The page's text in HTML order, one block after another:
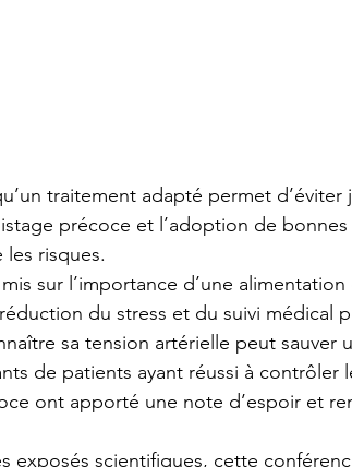
traitement adapté permet d’éviter
précoce et l’adoption de
risques.
sur l’importance d’une
du stress et du suivi médical
sa tension artérielle peut sauver
de patients ayant réussi à contrôler
ont apporté une note d’espoir et
exposés scientifiques, cette